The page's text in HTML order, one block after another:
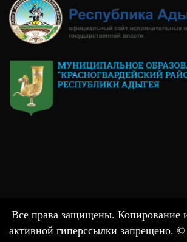
Все права защищены. Копирование
активной гиперссылки запрещено.